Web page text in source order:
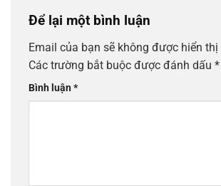
Để lại một bình luận
Email của bạn sẽ không được hiển thị
Các trường bắt buộc được đánh dấu *
Bình luận*